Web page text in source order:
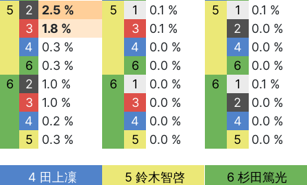
5
2
2.5 %
3
1.8 %
4
0.3 %
6
0.3 %
6
2
1.0 %
3
1.0 %
4
0.2 %
5
0.3 %
5
1
0.1 %
3
0.1 %
4
0.0 %
6
0.0 %
6
1
0.0 %
3
0.0 %
4
0.0 %
5
0.0 %
5
1
0.1 %
2
0.0 %
4
0.0 %
6
0.0 %
6
1
0.1 %
2
0.0 %
4
0.0 %
5
0.0 %
4 田上凜
5 鈴木智啓
6 杉田篤光